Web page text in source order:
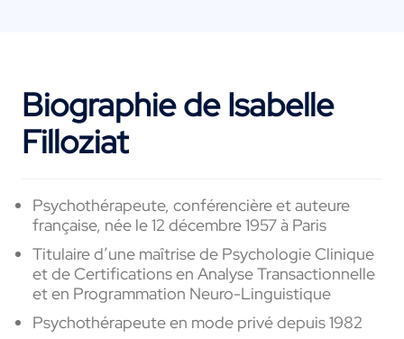
Biographie de Isabelle
Filloziat
Psychothérapeute, conférencière et auteure
française, née le 12 décembre 1957 à Paris
Titulaire d’une maîtrise de Psychologie Clinique
et de Certifications en Analyse Transactionnelle
et en Programmation Neuro-Linguistique
Psychothérapeute en mode privé depuis 1982